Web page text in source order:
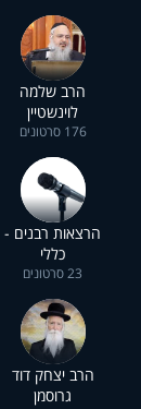
הרב שלמה
לוינשטיין
176 סרטונים
הרצאות רבנים -
כללי
23 סרטונים
הרב יצחק דוד
גרוסמן